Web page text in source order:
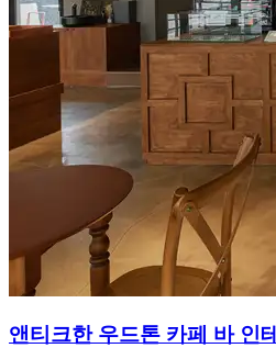
앤티크한 우드톤 카페 바 인